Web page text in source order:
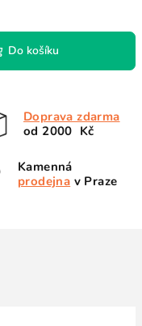
Do košíku
Doprava zdarma
od 2000 Kč
Kamenná
prodejna v Praze